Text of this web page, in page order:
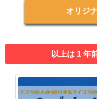
オリジ
以上は 1 年